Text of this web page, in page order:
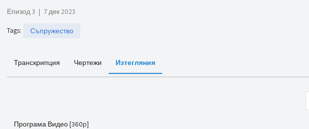
Епизод 3 | 7 дек 2023
Tags: Съпружество
Транскрипция Чертежи Изтегляния
Програма Видео [360p]